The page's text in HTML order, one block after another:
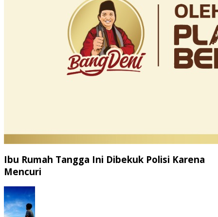
Ibu Rumah Tangga Ini Dibekuk Polisi Karena
Mencuri